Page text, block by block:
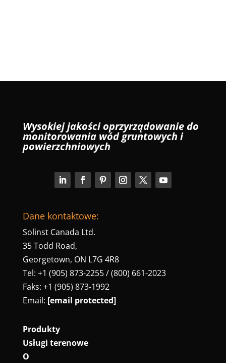
Wysokiej jakości oprzyrządowanie do
monitorowania wód gruntowych i
powierzchniowych
Dane kontaktowe:
Solinst Canada Ltd.
35 Todd Road,
Georgetown, ON L7G 4R8
Tel: +1 (905) 873-2255 / (800) 661-2023
Faks: +1 (905) 873-1992
Email: [email protected]
Produkty
Usługi terenowe
O